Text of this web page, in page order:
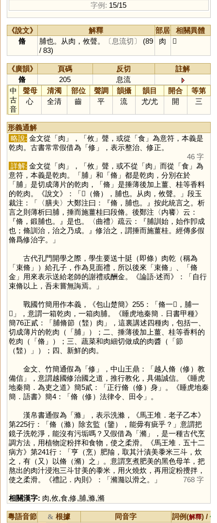
字例: 15/15
《說文》 解釋 部居
相關異體
脩
脯也。从肉，攸聲。 〔息流切〕
(89
/ 83)
肉 𠋛
《廣韻》 頁碼 反切
註解
脩
205
息流
中
古
音
聲母 清濁 部位 聲調 韻攝 韻目 開合
等第
心
全清 齒 平 流 尤/尤 開 三
形義通解
略說: 金文從「肉 」，「攸 」聲，或從「食 」為意符，本義是
乾肉。古書常常假借為「修 」，表示整治、修正。
46 字
詳解: 金文從「肉 」，「攸 」聲，或不從「肉 」而從「食 」為
意符，本義是乾肉。「脯」和「脩 」都是乾肉，分別在於
「脯」是切成薄片的乾肉，「脩 」是捶薄後加上薑、桂等香料
的乾肉。《說文》：「𠋛（脩），脯也。从肉，攸聲。」段玉
裁注：「〈膳夫〉大鄭注曰：『脩，脯也。』按此統言之。析
言之則薄析曰脯，捶而施薑桂曰段脩。後鄭注〈内饔〉云：
『脩，鍛脯也。』是也。〈曲禮〉疏云：『脯訓始，始作卽成
也；脩訓治，治之乃成。』修治之，謂捶而施薑桂。經傳多假
脩爲修治字。」
古代孔門開學之際，學生要送十脡（即條）肉乾（稱為
「束脩」）給孔子，作為見面禮，所以後來「束脩」、「脩
金」用來表示送給老師的謝禮或酬金。《論語‧述而》：「自行
束脩以上，吾未嘗無誨焉。」
戰國竹簡用作本義，《包山楚簡》255：「脩一𥸡，脯一
𥸡」，意謂一箱乾肉，一箱肉脯。《睡虎地秦簡．日書甲種》
簡76正貳：「脯脩節（䪡）肉」，這裏講述四種肉，包括一、
切成薄片的乾肉（「脯」）；二、捶薄後加上薑、桂等香料的
乾肉（「脩 」）；三、蔬菜和肉細切做成的肉醬（「節
（䪡）」）；四、新鮮的肉。
金文、竹簡通假為「修 」，中山王鼎：「越人脩（修）教
備信」，意謂越國修治國之道，推行教化，具備誠信。《睡虎
地秦簡．為吏之道》簡5貳：「正行脩（修）身」。《睡虎地秦
簡．語書》簡4：「脩（修）法律令、田令」。
漢帛書通假為「滌 」，表示洗滌，《馬王堆．老子乙本》
第225行：「脩（滌）除玄監（鑒），能毋有疵乎？」意謂把
鏡子洗乾淨，能沒有污垢嗎？又假借為「滫」，是一種古代烹
調方法，用植物淀粉拌和食物，使之柔滑。《馬王堆．五十二
病方》第241行：「亨（烹）肥羭，取其汁漬美黍米三斗，炊
之，有（又）以脩（滫）之」。意謂烹煮肥美的黑色母羊，把
熬出的肉汁浸泡三斗甘美的黍米，用火燒炊，再用淀粉攪拌，
使之柔滑。《禮記．內則》：「滫瀡以滑之。」
768 字
相關漢字: 肉,攸,食,修,脯,滌,滫
粵語音節 & 根據 同音字 詞例(解釋) /